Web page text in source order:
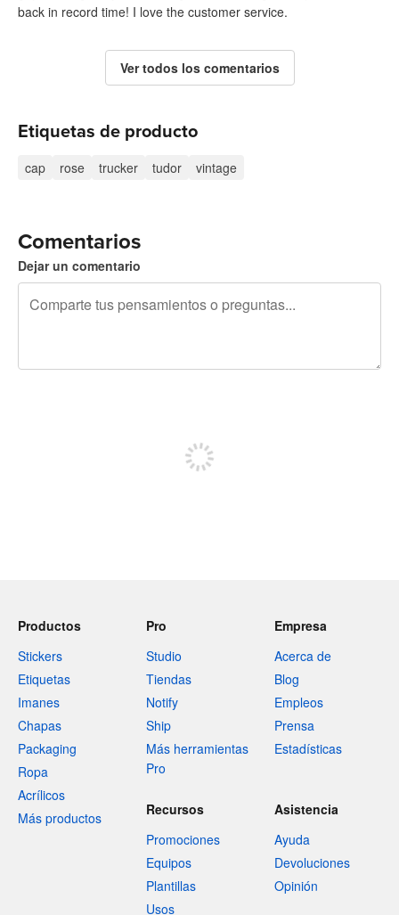
back in record time! I love the customer service.
Ver todos los comentarios
Etiquetas de producto
cap rose trucker tudor vintage
Comentarios
Dejar un comentario
Productos
Stickers
Etiquetas
Imanes
Chapas
Packaging
Ropa
Acrílicos
Más productos
Pro
Studio
Tiendas
Notify
Ship
Más herramientas
Pro
Empresa
Acerca de
Blog
Empleos
Prensa
Estadísticas
Recursos
Promociones
Equipos
Plantillas
Usos
Asistencia
Ayuda
Devoluciones
Opinión